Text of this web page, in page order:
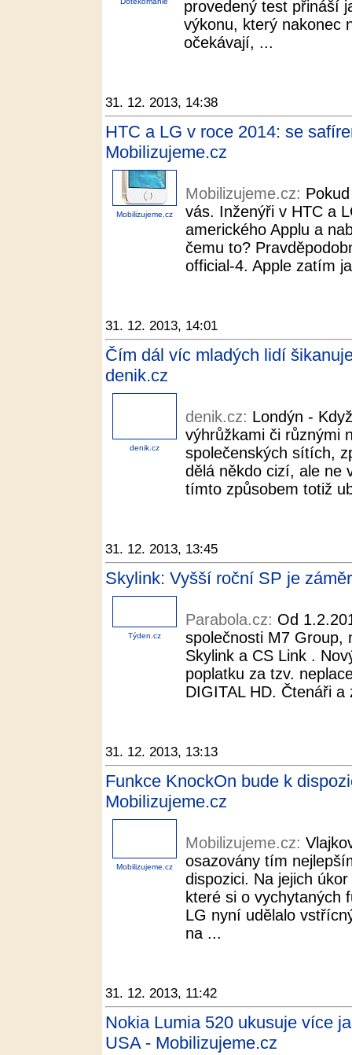
provedený test přináší
výkonu, který nakonec
očekávají, ...
31. 12. 2013, 14:38
HTC a LG v roce 2014: se
Mobilizujeme.cz
Mobilizujeme.cz
Mobilizujeme.cz:
vás. Inženýři v HTC a
amerického Applu a
čemu to?
official-4. Apple zatím
31. 12. 2013, 14:01
Čím dál víc mladých lidí
denik.cz
denik.cz
denik.cz: Londýn -
výhrůžkami či různými
společenských sítích,
dělá někdo cizí, ale ne
tímto způsobem totiž
31. 12. 2013, 13:45
Skylink: Vyšší roční SP je
Týden.cz
Parabola.cz: Od
společnosti M7 Group,
Skylink a CS Link .
poplatku za tzv.
DIGITAL HD. Čtenáři
31. 12. 2013, 13:13
Funkce KnockOn bude k
Mobilizujeme.cz
Mobilizujeme.cz
Mobilizujeme.cz:
osazovány tím
dispozici. Na jejich
které si o vychytaných
LG nyní udělalo
na ...
31. 12. 2013, 11:42
Nokia Lumia 520 ukusuje více
USA - Mobilizujeme.cz